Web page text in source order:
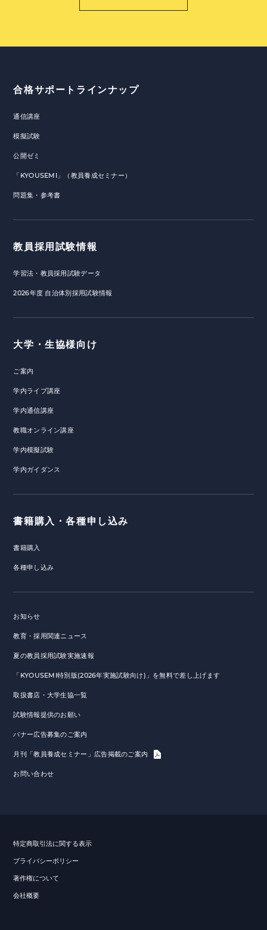
合格サポートラインナップ
通信講座
模擬試験
公開ゼミ
「KYOUSEMI」（教員養成セミナー）
問題集・参考書
教員採用試験情報
学習法・教員採用試験データ
2026年度 自治体別採用試験情報
大学・生協様向け
ご案内
学内ライブ講座
学内通信講座
教職オンライン講座
学内模擬試験
学内ガイダンス
書籍購入・各種申し込み
書籍購入
各種申し込み
お知らせ
教育・採用関連ニュース
夏の教員採用試験実施速報
「KYOUSEMI特別版(2026年実施試験向け)」を無料で差し上げます
取扱書店・大学生協一覧
試験情報提供のお願い
バナー広告募集のご案内
月刊「教員養成セミナー」広告掲載のご案内
お問い合わせ
特定商取引法に関する表示
プライバシーポリシー
著作権について
会社概要